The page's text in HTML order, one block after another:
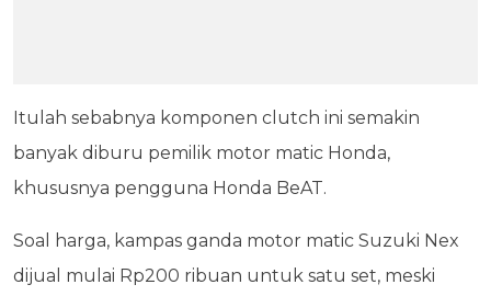
Itulah sebabnya komponen clutch ini semakin
banyak diburu pemilik motor matic Honda,
khususnya pengguna Honda BeAT.
Soal harga, kampas ganda motor matic Suzuki Nex
dijual mulai Rp200 ribuan untuk satu set, meski